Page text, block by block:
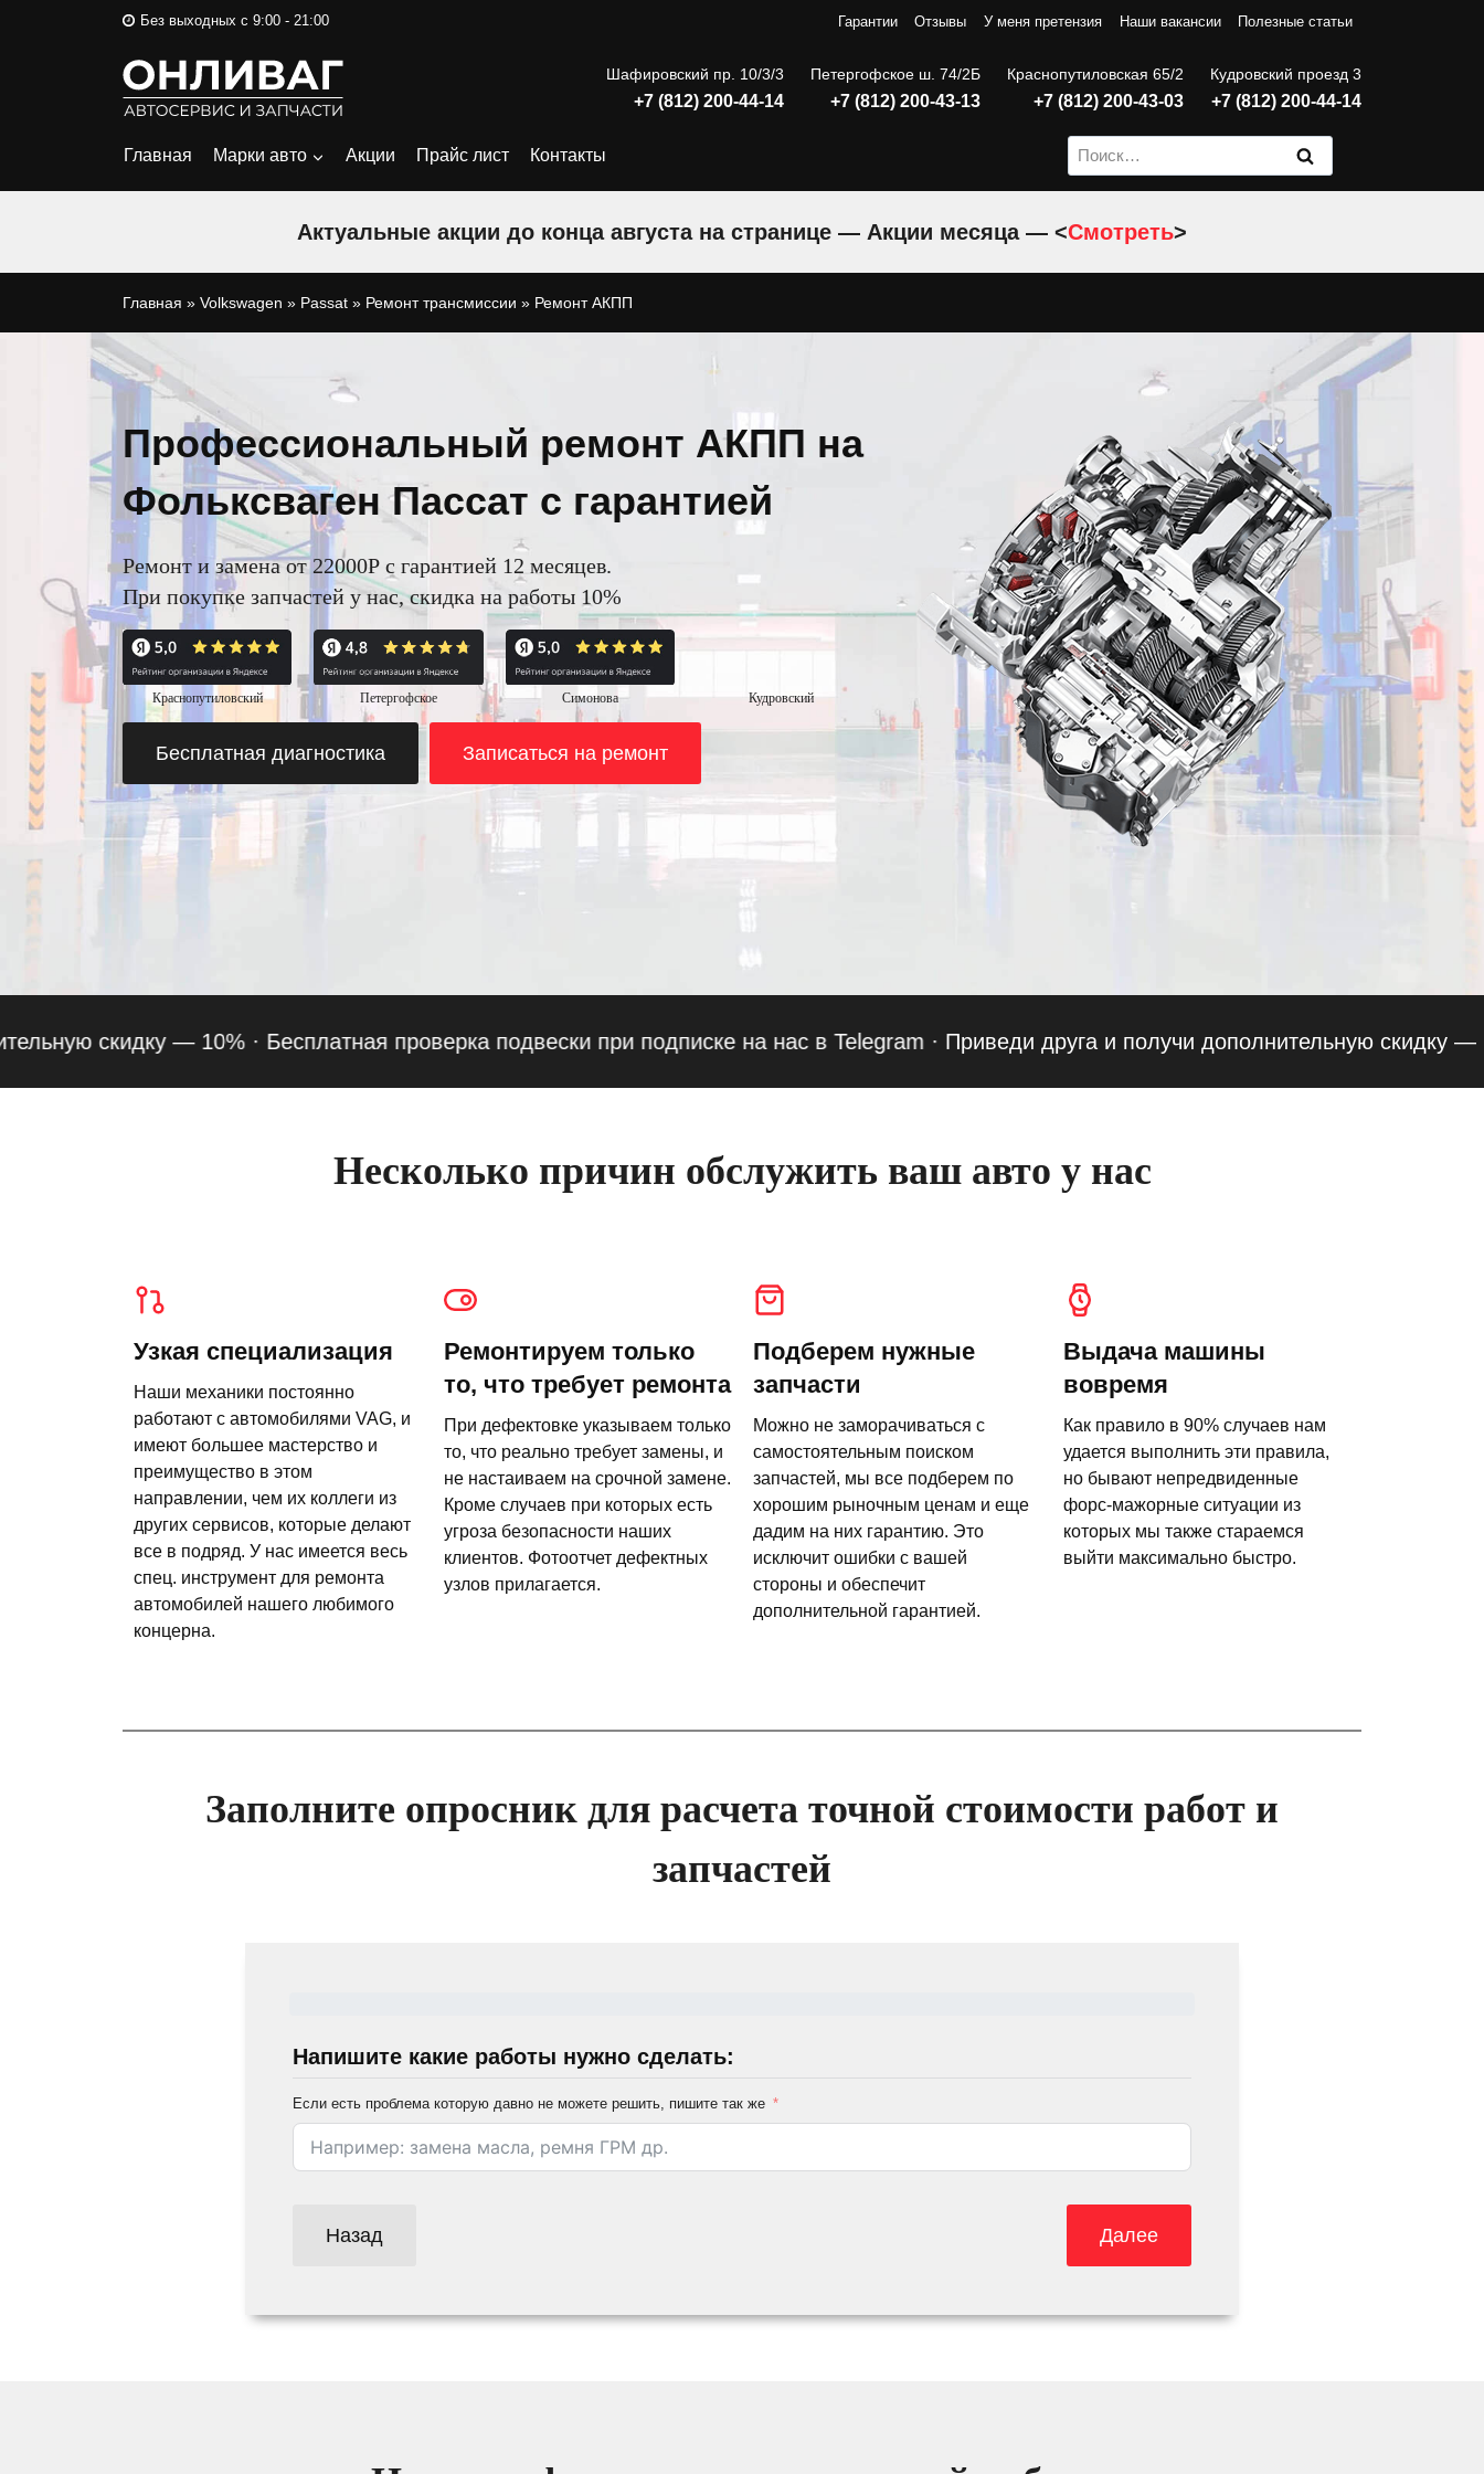
Без выходных с 9:00 - 21:00 Гарантии Отзывы У меня претензия Наши вакансии Полезные статьи
Шафировский пр. 10/3/3
+7 (812) 200-44-14
Петергофское ш. 74/2Б
+7 (812) 200-43-13
Краснопутиловская 65/2
+7 (812) 200-43-03
Кудровский проезд 3
+7 (812) 200-44-14
Главная Марки авто Акции Прайс лист Контакты Найти:
Актуальные акции до конца августа на странице — Акции месяца — <Смотреть>
Главная » Volkswagen » Passat » Ремонт трансмиссии » Ремонт АКПП
Профессиональный ремонт АКПП на
Фольксваген Пассат с гарантией
Ремонт и замена от 22000Р с гарантией 12 месяцев.
При покупке запчастей у нас, скидка на работы 10%
Краснопутиловский Петергофское Симонова Кудровский
Бесплатная диагностика Записаться на ремонт
скидку — 10% ·Бесплатная проверка подвески при подписке на нас в Telegram· Приведи друга и получи дополнительную скидку — 10%
Несколько причин обслужить ваш авто у нас
Узкая специализация
Наши механики постоянно
работают с автомобилями VAG, и
имеют большее мастерство и
преимущество в этом
направлении, чем их коллеги из
других сервисов, которые делают
все в подряд. У нас имеется весь
спец. инструмент для ремонта
автомобилей нашего любимого
концерна.
Ремонтируем только
то, что требует ремонта
При дефектовке указываем только
то, что реально требует замены, и
не настаиваем на срочной замене.
Кроме случаев при которых есть
угроза безопасности наших
клиентов. Фотоотчет дефектных
узлов прилагается.
Подберем нужные
запчасти
Можно не заморачиваться с
самостоятельным поиском
запчастей, мы все подберем по
хорошим рыночным ценам и еще
дадим на них гарантию. Это
исключит ошибки с вашей
стороны и обеспечит
дополнительной гарантией.
Выдача машины
вовремя
Как правило в 90% случаев нам
удается выполнить эти правила,
но бывают непредвиденные
форс-мажорные ситуации из
которых мы также стараемся
выйти максимально быстро.
Заполните опросник для расчета точной стоимости работ и
запчастей
Напишите какие работы нужно сделать:
Если есть проблема которую давно не можете решить, пишите так же
Назад Далее